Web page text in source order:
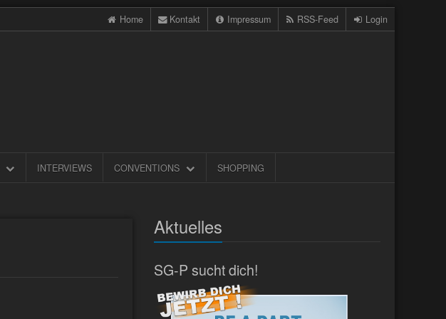
Home Kontakt Impressum RSS-Feed Login
INTERVIEWS CONVENTIONS SHOPPING
Aktuelles
SG-P sucht dich!